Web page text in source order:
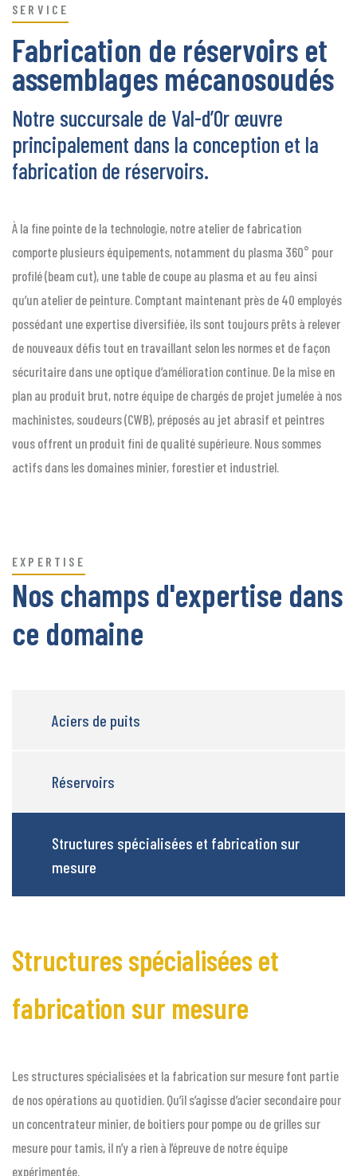
SERVICE
Fabrication de réservoirs et
assemblages mécanosoudés
Notre succursale de Val-d’Or œuvre
principalement dans la conception et la
fabrication de réservoirs.
À la fine pointe de la technologie, notre atelier de fabrication
comporte plusieurs équipements, notamment du plasma 360° pour
profilé (beam cut), une table de coupe au plasma et au feu ainsi
qu’un atelier de peinture. Comptant maintenant près de 40 employés
possédant une expertise diversifiée, ils sont toujours prêts à relever
de nouveaux défis tout en travaillant selon les normes et de façon
sécuritaire dans une optique d’amélioration continue. De la mise en
plan au produit brut, notre équipe de chargés de projet jumelée à nos
machinistes, soudeurs (CWB), préposés au jet abrasif et peintres
vous offrent un produit fini de qualité supérieure. Nous sommes
actifs dans les domaines minier, forestier et industriel.
EXPERTISE
Nos champs d'expertise dans
ce domaine
Aciers de puits
Réservoirs
Structures spécialisées et fabrication sur
mesure
Structures spécialisées et
fabrication sur mesure
Les structures spécialisées et la fabrication sur mesure font partie
de nos opérations au quotidien. Qu’il s’agisse d’acier secondaire pour
un concentrateur minier, de boitiers pour pompe ou de grilles sur
mesure pour tamis, il n’y a rien à l’épreuve de notre équipe
expérimentée.